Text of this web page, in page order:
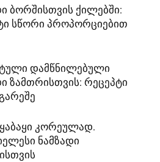
ბორშისთვის ქილებში:
სწორი პროპორციებით
დამწნილებული
ზამთრისთვის: რეცეპტი
კორეულად.
ნამზადი